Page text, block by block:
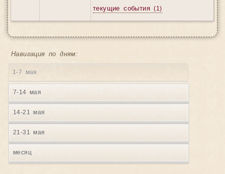
текущие события(1)
Навигация по дням:
1-7 мая
7-14 мая
14-21 мая
21-31 мая
месяц